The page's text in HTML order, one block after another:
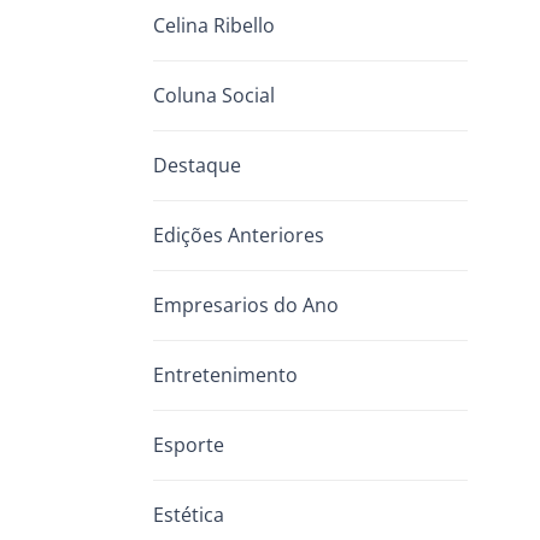
Celina Ribello
Coluna Social
Destaque
Edições Anteriores
Empresarios do Ano
Entretenimento
Esporte
Estética